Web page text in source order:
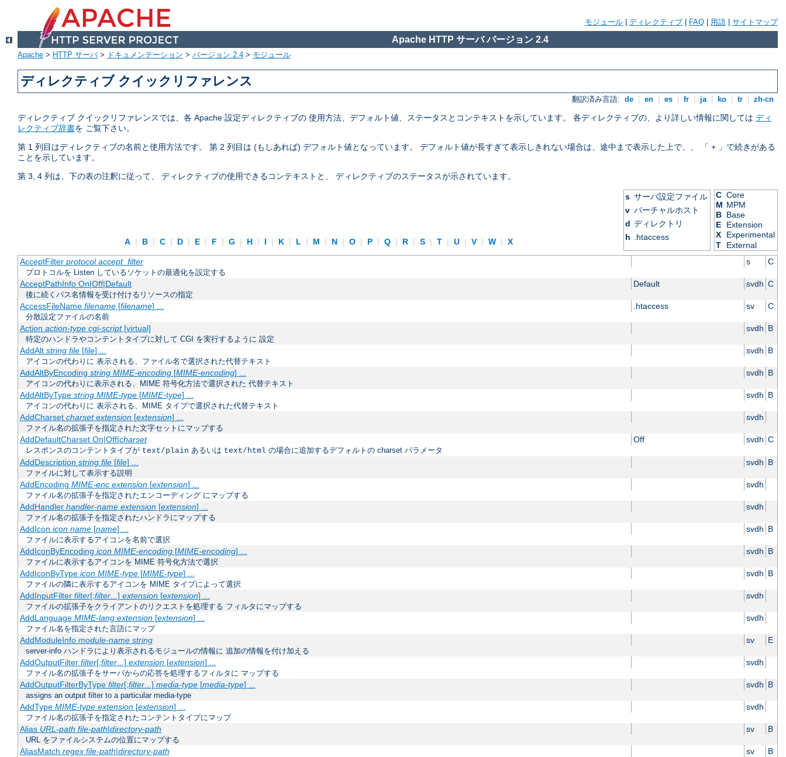
モジュール ディレクティブ FAQ 用語 サイトマップ
Apache HTTP サーバ バージョン 2.4
Apache > HTTP サーバ> ドキュメンテーション > バージョン 2.4 > モジュール
ディレクティブ クイックリファレンス
翻訳済み言語: de en es fr ja ko tr zh-cn
ディレクティブ クイックリファレンスでは、各 Apache 設定ディレクティブの 使用方法、デフォルト値、ステータスとコンテキストを示しています。 各ディレクティブの、より詳しい情報に関しては ディ
レクティブ辞書を ご覧下さい。
第 1 列目はディレクティブの名前と使用方法です。 第 2 列目は (もしあれば) デフォルト値となっています。 デフォルト値が長すぎて表示しきれない場合は、途中まで表示した上で、、 「 + 」で続きがある
ことを示しています。
第 3, 4 列は、下の表の注釈に従って、 ディレクティブの使用できるコンテキストと、 ディレクティブのステータスが示されています。
A | B | C | D | E | F | G | H | I | K | L | M | N | O | P | Q | R | S | T | U | V | W | X
s サーバ設定ファイル
v バーチャルホスト
d ディレクトリ
h .htaccess
C Core
M MPM
B Base
E
Extension
X
Experimental
T
External
AcceptFilter protocol accept_filter s C
プロトコルを Listen しているソケットの最適化を設定する
AcceptPathInfo On|Off|Default Default svdh C
後に続くパス名情報を受け付けるリソースの指定
AccessFileName filename[filename] ... .htaccess sv C
分散設定ファイルの名前
Action action-type cgi-script[virtual] svdh B
特定のハンドラやコンテントタイプに対して CGI を実行するように 設定
AddAlt string file[file] ... svdh B
アイコンの代わりに 表示される、ファイル名で選択された代替テキスト
AddAltByEncoding string MIME-encoding[MIME-encoding] ... svdh B
アイコンの代わりに表示される、MIME 符号化方法で選択された 代替テキスト
AddAltByType string MIME-type[MIME-type] ... svdh B
アイコンの代わりに 表示される、MIME タイプで選択された代替テキスト
AddCharset charset extension[extension] ... svdh
ファイル名の拡張子を指定された文字セットにマップする
AddDefaultCharset On|Off|charset Off svdh C
レスポンスのコンテントタイプが text/plain あるいは text/html の場合に追加するデフォルトの charset パラメータ
AddDescription string file[file] ... svdh B
ファイルに対して表示する説明
AddEncoding MIME-enc extension[extension] ... svdh
ファイル名の拡張子を指定されたエンコーディング にマップする
AddHandler handler-name extension[extension] ... svdh
ファイル名の拡張子を指定されたハンドラにマップする
AddIcon icon name[name] ... svdh B
ファイルに表示するアイコンを名前で選択
AddIconByEncoding icon MIME-encoding[MIME-encoding] ... svdh B
ファイルに表示するアイコンを MIME 符号化方法で選択
AddIconByType icon MIME-type[MIME-type] ... svdh B
ファイルの隣に表示するアイコンを MIME タイプによって選択
AddInputFilter filter[;filter...] extension[extension] ... svdh
ファイルの拡張子をクライアントのリクエストを処理する フィルタにマップする
AddLanguage MIME-lang extension[extension] ... svdh
ファイル名を指定された言語にマップ
AddModuleInfo module-name string sv E
server-info ハンドラにより表示されるモジュールの情報に 追加の情報を付け加える
AddOutputFilter filter[;filter...] extension[extension] ... svdh
ファイル名の拡張子をサーバからの応答を処理するフィルタに マップする
AddOutputFilterByType filter[;filter...] media-type[media-type] ... svdh B
assigns an output filter to a particular media-type
AddType MIME-type extension[extension] ... svdh
ファイル名の拡張子を指定されたコンテントタイプにマップ
Alias URL-path file-path|directory-path sv B
URL をファイルシステムの位置にマップする
AliasMatch regex file-path|directory-path sv B